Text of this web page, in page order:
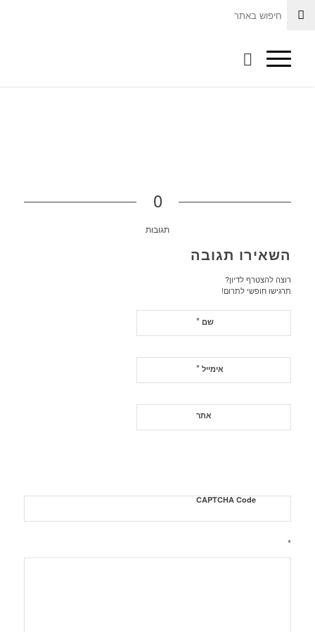
0
תגובות
השאירו תגובה
רוצה להצטרף לדיון?
תרגישו חופשי לתרום!
שם*
אימייל*
אתר
CAPTCHA Code
*